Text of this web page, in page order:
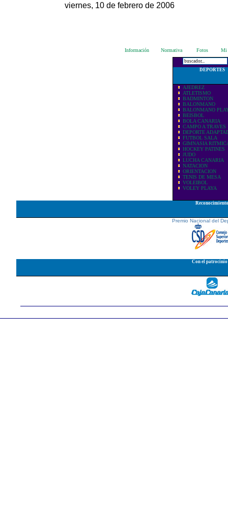
viernes, 10 de febrero de 2006
Información Normativa Fotos Mi
DEPORTES
AJEDREZ
ATLETISMO
BADMINTON
BALONMANO
BALONMANO
BEISBOL
BOLA CANARIA
CAMPO A TRAVES
DEPORTE
FUTBOL SALA
GIMNASIA
HOCKEY PATINES
JUDO
LUCHA CANARIA
NATACION
ORIENTACION
TENIS DE MESA
VOLEIBOL
VOLEY PLAYA
Premio Nacional del
Con el patrocinio